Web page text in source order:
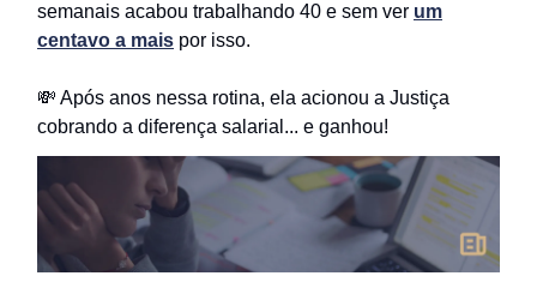
semanais acabou trabalhando 40 e sem ver um
centavo a mais por isso.
💸 Após anos nessa rotina, ela acionou a Justiça
cobrando a diferença salarial... e ganhou!